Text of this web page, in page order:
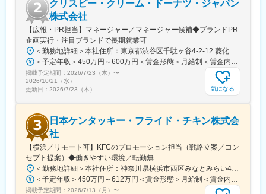
クリスピー・クリーム・ドーナツ・ジャパン
株式会社
【広報・PR担当】マネージャー／マネージャー候補◆ブランドPR
企画実行・注目ブランドで長期就業可
掲載予定期間： 2026/7/23（木） 〜
2026/10/21（水）
更新日： 2026/7/23（木） 気になる
日本ケンタッキー・フライド・チキン株式会
社
【横浜／リモート可】KFCのプロモーション担当（戦略立案／コン
セプト提案）◆働きやすい環境／転勤無
掲載予定期間： 2026/7/13（月） 〜